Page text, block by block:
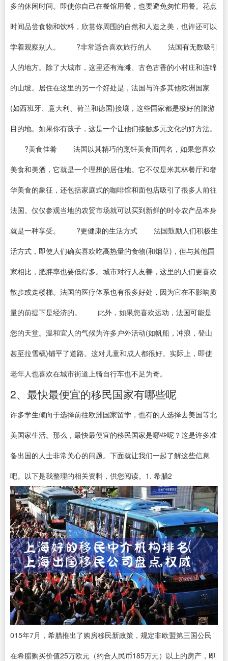
多的休闲时间。即使你自己在餐馆用餐，也要避免匆忙用餐。花点
时间品尝食物和饮料，欣赏你周围的自然和人造之美，也许还可以
学着观察别人。 ?非常适合喜欢旅行的人 法国有无数吸引
人的地方。除了大城市，这里还有海滩、古色古香的小村庄和连绵
的山坡。居住在这里的另一个好处是，法国与许多其他欧洲国家
(如西班牙、意大利、荷兰和德国)接壤，这些国家都是极好的旅游
目的地。如果你有孩子，这是一个让他们接触多元文化的好方法。
?美食佳肴 法国以其精巧的烹饪美食而闻名，如果您喜欢
美食和美酒，它就是一个理想的居住地。它不仅是米其林餐厅和奢
华美食的象征，还包括家庭式的咖啡馆和面包店吸引了很多人前往
法国。仅仅参观当地的农贸市场就可以买到新鲜的时令农产品本身
就是一种享受。 ?更健康的生活方式 法国鼓励人们积极生
活方式，即使人们确实喜欢吃高热量的食物(和烟草)，但与其他国
家相比，肥胖率也要低得多。城市对行人友善，这里的人们更喜欢
散步或走楼梯。法国的医疗体系也有很多好处，因为它在不影响质
量的前提下是经济的。 此外，如果您喜欢运动，法国可能是
您的天堂。温和宜人的气候为许多户外活动(如帆船，冲浪，登山
甚至拉雪橇)铺平了道路。这对儿童和成人都很好。实际上，即使
老年人也喜欢在城市街道上骑自行车也不足为奇。
2、最快最便宜的移民国家有哪些呢
许多学生倾向于选择前往欧洲国家留学，也有的人选择去美国等北
美国家生活。那么，最快最便宜的移民国家是哪些呢？这是许多准
备出国的人士非常关心的问题。下面就让我们一起了解这些信息
吧。以下是我整理的相关资料，供您阅读。1. 希腊2
015年7月，希腊推出了购房移民新政策，规定非欧盟第三国公民
在希腊购买价值25万欧元（约合人民币185万元）以上的房产，即